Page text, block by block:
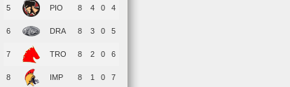
5 PIO 8 4 0 4
6 DRA 8 3 0 5
7 TRO 8 2 0 6
8 IMP 8 1 0 7